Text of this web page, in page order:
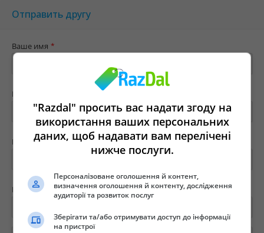
Отправить другу
Ваше имя *
Ваш e-mail
Имя твоего друга *
E-mail вашего друга *
"Razdal" просить вас надати згоду на
використання ваших персональних
даних, щоб надавати вам перелічені
нижче послуги.
Персоналізоване оголошення й контент,
визначення оголошення й контенту, дослідження
аудиторії та розвиток послуг
Зберігати та/або отримувати доступ до інформації
на пристрої